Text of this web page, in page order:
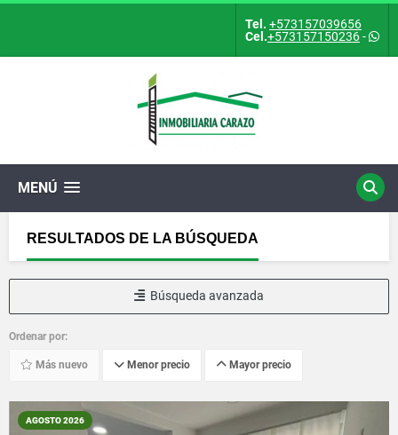
Tel. +573157039656
Cel.+573157150236-
MENÚ
RESULTADOS DE LA BÚSQUEDA
Búsqueda avanzada
Ordenar por:
Más nuevo Menor precio Mayor precio
AGOSTO 2026